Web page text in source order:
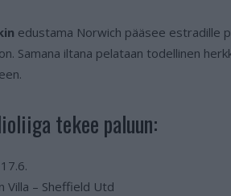
edustama Norwich pääsee estradille
Samana iltana pelataan todellinen
tekee paluun:
Villa – Sheffield Utd